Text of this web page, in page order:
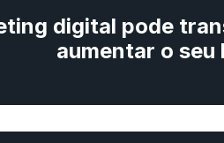
digital pode
aumentar o seu